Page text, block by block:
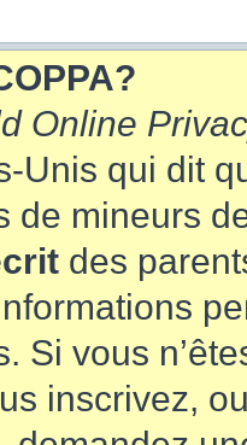
Online
Unis qui dit
de mineurs
des
Si vous
inscrivez,